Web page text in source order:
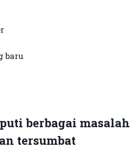
baru
berbagai masalah
tersumbat